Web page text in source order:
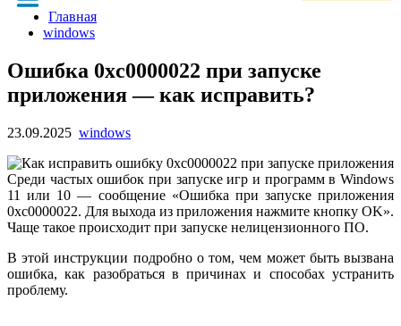
Главная
windows
Ошибка 0xc0000022 при запуске
приложения — как исправить?
23.09.2025 windows
Среди частых ошибок при запуске игр и программ в Windows
11 или 10 — сообщение «Ошибка при запуске приложения
0xc0000022. Для выхода из приложения нажмите кнопку OK».
Чаще такое происходит при запуске нелицензионного ПО.
В этой инструкции подробно о том, чем может быть вызвана
ошибка, как разобраться в причинах и способах устранить
проблему.